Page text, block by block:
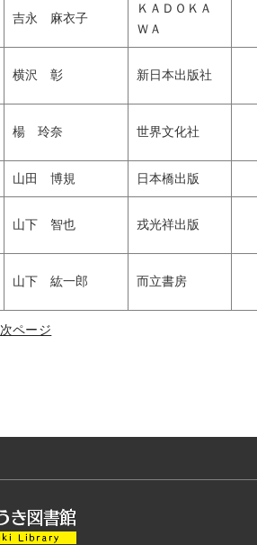
吉永 麻衣子
ＫＡＤＯＫＡ
ＷＡ
横沢 彰 新日本出版社
楊 玲奈 世界文化社
山田 博規 日本橋出版
山下 智也 戎光祥出版
山下 紘一郎 而立書房
次ページ